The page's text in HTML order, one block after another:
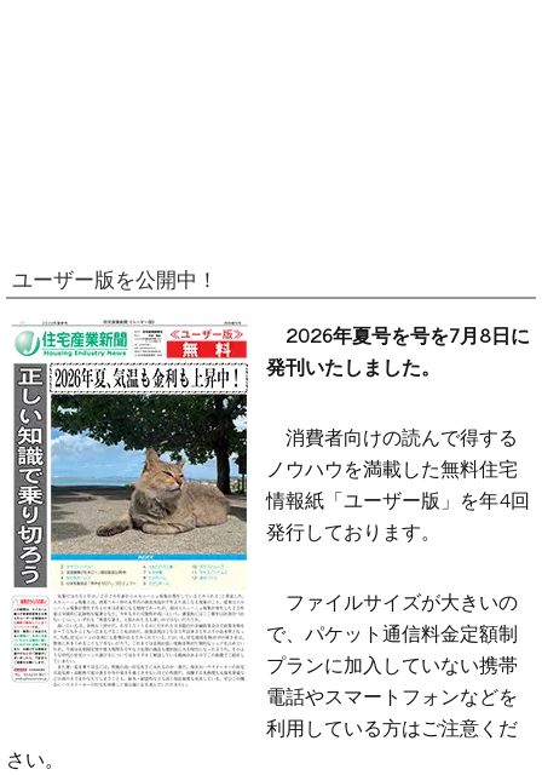
ユーザー版を公開中！
2026年夏号を号を7月8日に
発刊いたしました。
消費者向けの読んで得する
ノウハウを満載した無料住宅
情報紙「ユーザー版」を年4回
発行しております。
ファイルサイズが大きいの
で、パケット通信料金定額制
プランに加入していない携帯
電話やスマートフォンなどを
利用している方はご注意くだ
さい。